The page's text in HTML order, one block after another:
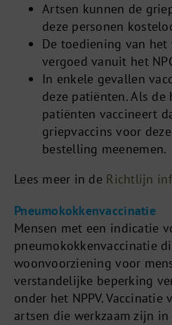
Artsen kunnen de
deze personen
De toediening van
vergoed vanuit het
In enkele gevallen
deze patiënten. Als de
patiënten vaccineert
griepvaccins voor
bestelling meenemen.
Lees meer in de Richtlijn
Pneumokokkenvaccinatie
Mensen met een indicatie
pneumokokkenvaccinatie
woonvoorziening voor
verstandelijke beperking
onder het NPPV.
artsen die werkzaam zijn